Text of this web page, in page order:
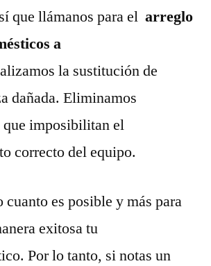
que llámanos para el arreglo
a
la sustitución de
dañada. Eliminamos
imposibilitan el
correcto del equipo.
cuanto es posible y más para
exitosa tu
Por lo tanto, si notas un